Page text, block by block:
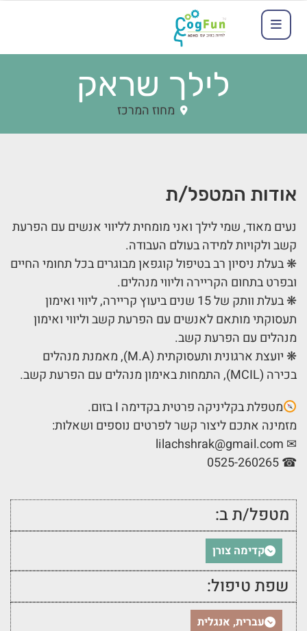
לילך שראק
מחוז המרכז
אודות המטפל/ת
נעים מאוד, שמי לילך ואני מומחית לליווי אנשים עם הפרעת
קשב ולקויות למידה בעולם העבודה.
❋ בעלת ניסיון רב בטיפול קוגפאן מבוגרים בכל תחומי החיים
ובפרט בתחום הקריירה וליווי מנהלים.
❋ בעלת וותק של 15 שנים ביעוץ קריירה, ליווי ואימון
תעסוקתי מותאם לאנשים עם הפרעת קשב וליווי ואימון
מנהלים עם הפרעת קשב.
❋ יועצת ארגונית ותעסוקתית (M.A), מאמנת מנהלים
בכירה (MCIL), התמחות באימון מנהלים עם הפרעת קשב.
מטפלת בקליניקה פרטית בקדימה I בזום.
מזמינה אתכם ליצור קשר לפרטים נוספים ושאלות:
✉
lilachshrak@gmail.com
☎ 0525-260265
מטפל/ת ב:
קדימה צורן
שפת טיפול:
עברית, אנגלית